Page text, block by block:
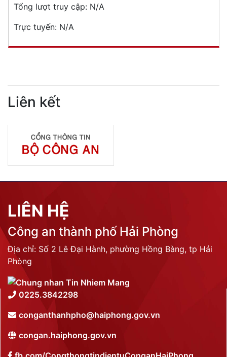
Tổng lượt truy cập: N/A
Trực tuyến: N/A
Liên kết
LIÊN HỆ
Công an thành phố Hải Phòng
Địa chỉ: Số 2 Lê Đại Hành, phường Hồng Bàng, tp Hải
Phòng
0225.3842298
conganthanhpho@haiphong.gov.vn
congan.haiphong.gov.vn